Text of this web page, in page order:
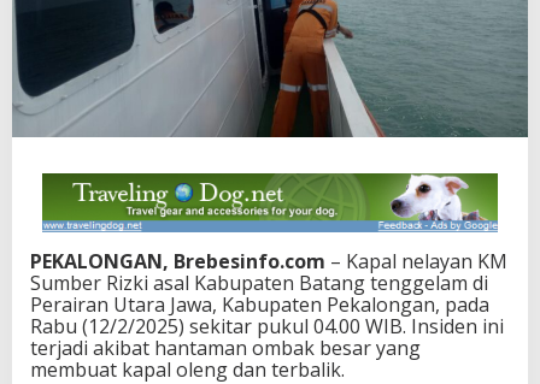
PEKALONGAN, Brebesinfo.com – Kapal nelayan KM
Sumber Rizki asal Kabupaten Batang tenggelam di
Perairan Utara Jawa, Kabupaten Pekalongan, pada
Rabu (12/2/2025) sekitar pukul 04.00 WIB. Insiden ini
terjadi akibat hantaman ombak besar yang
membuat kapal oleng dan terbalik.